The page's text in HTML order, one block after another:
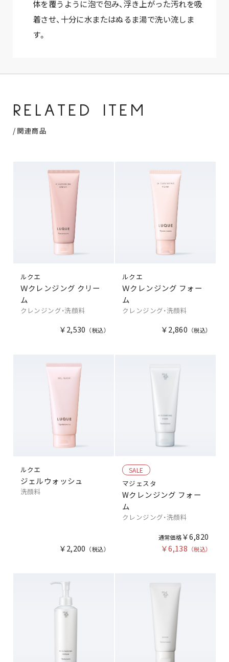
体を覆うように泡で包み、浮き上がった汚れを吸
着させ、十分に水またはぬるま湯で洗い流しま
す。
RELATED ITEM
/ 関連商品
ルクエ
Ｗクレンジング クリー
ム
クレンジング・洗顔料
￥2,530
ルクエ
Ｗクレンジング フォー
ム
クレンジング・洗顔料
￥2,860
ルクエ
ジェルウォッシュ
洗顔料
￥2,200
SALE
マジェスタ
Wクレンジング フォー
ム
クレンジング・洗顔料
￥6,820
￥6,138